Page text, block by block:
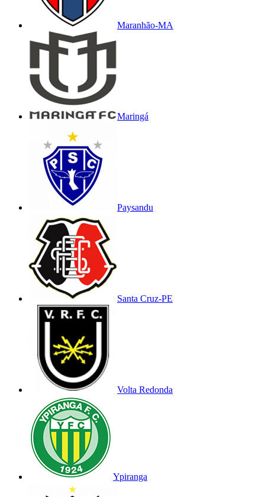
Maranhão-MA
Maringá
Paysandu
Santa Cruz-PE
Volta Redonda
Ypiranga